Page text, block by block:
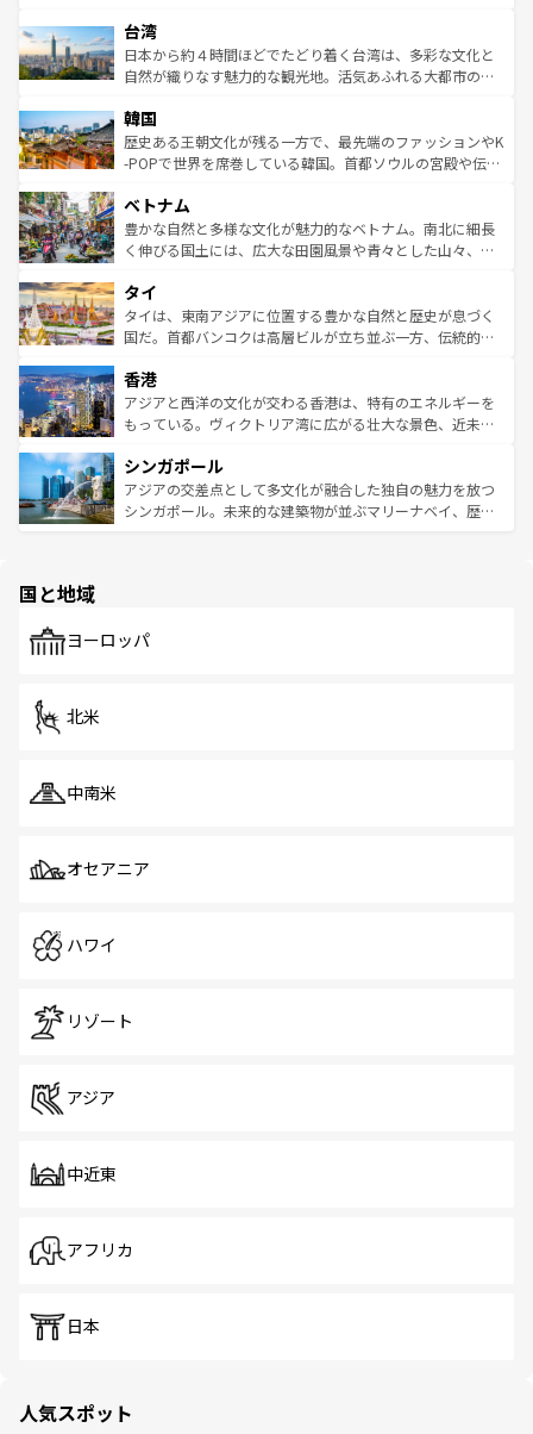
情報は
人々、おいしいローカルフードやハワイアンミュージッ
ク、伝統的なフラダンスなど、すべてがハワイの魅力を彩
っている。訪れるたびに新しい発見と感動が待っているハ
はコンテンツ一覧
リアリーフや大陸中央部にそびえるウルル（エアーズロッ
ク）、タスマニアの美しい原生林やケアンズの熱帯雨林な
ど、見どころがたくさん。また、カフェやワイン、オージ
いる。アクティビティも充実しており、サーフィンやダイ
ビング、ハイキングなど、アウトドア好きにはたまらな
い。オーストラリアの多彩な魅力を存分に味わいつくそ
参照してほしい。
台湾
日本から約４時間ほどでたどり着く台湾は、多彩な文化と
自然が織りなす魅力的な観光地。活気あふれる大都市の台
ン）、静ひつな山岳地帯である台湾東部など、都市の喧騒
と山間の静けさが共存しており、訪れる人に新しい発見と
驚きをもたらしてくれる。また、奥深い台湾の食文化も魅
容にもいいと評判のスイーツなど、バラエティ豊かな料理
が味わえる。 なお、新着の台湾情報は コンテンツ一覧を参
照してほしい。
韓国
歴史ある王朝文化が残る一方で、最先端のファッションやK
-POPで世界を席巻している韓国。首都ソウルの宮殿や伝統
き、地方に足を延ばせば四季折々の自然美を楽しむことが
できる。そして、キムチや焼肉、絶品のストリートフード
まで、さまざまな韓国料理が待っている。夜には、韓国な
リティに包まれながら、韓国の多彩な魅力を心ゆくまで味
わってみてほしい。 なお、新着の韓国情報はコンテンツ一
覧を参照してほしい。
ベトナム
豊かな自然と多様な文化が魅力的なベトナム。南北に細長
く伸びる国土には、広大な田園風景や青々とした山々、世
急速な発展と共に伝統が息づく。ハノイの古い町並みやホ
ーチミン市のフランス統治時代の建物も、独特の雰囲気を
醸し出している。また、バラエティの豊かさとおいしさで
とつ。フォーやバインミー、ベトナムコーヒーなどは、ぜ
ひ現地で味わいたい。どの地域を訪れてもあたたかい人々
が旅行者を迎えてくれるので、きっと忘れられない旅にな
参照してほしい。
タイ
タイは、東南アジアに位置する豊かな自然と歴史が息づく
国だ。首都バンコクは高層ビルが立ち並ぶ一方、伝統的な
の活気が交差している。北部ではチェンマイなどの山岳地
帯で自然と触れ合い、南部ではプーケットやクラビの美し
いビーチでリゾート気分を楽しむことができる。タイ料理
激する。気候は一年中温暖で、どの季節にも異なる楽しみ
が待っている。親しみやすいタイの人々、仏教を中心とし
た文化、そして多様な観光資源が、訪れる旅人を魅了し続
香港
アジアと西洋の文化が交わる香港は、特有のエネルギーを
もっている。ヴィクトリア湾に広がる壮大な景色、近未来
み、どこを訪れても感動するはず。観光スポットが密集し
ており、効率よく見どころを回れるのも魅力。息をのむよ
うな絶景から文化的な体験まで、香港を存分に楽しみ尽く
シンガポール
アジアの交差点として多文化が融合した独自の魅力を放つ
シンガポール。未来的な建築物が並ぶマリーナベイ、歴史
で、ホーカーズは地元の風情を楽しめる外せないスポット
国と地域
ヨーロッパ
北米
中南米
オセアニア
ハワイ
リゾート
アジア
中近東
アフリカ
日本
人気スポット